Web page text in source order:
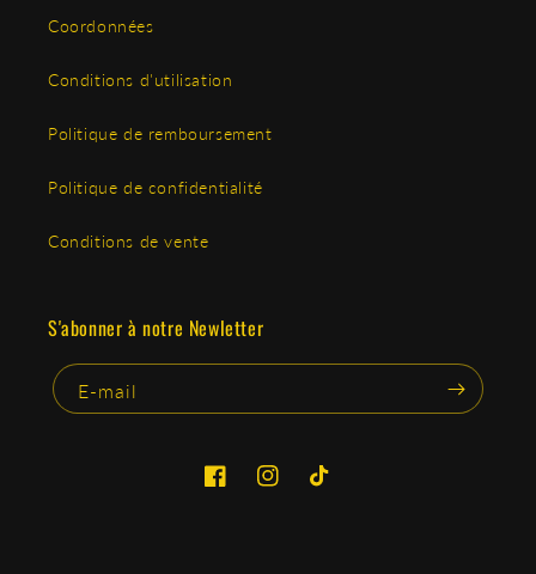
Coordonnées
Conditions d'utilisation
Politique de remboursement
Politique de confidentialité
Conditions de vente
S'abonner à notre Newletter
E-mail
FacebookInstagramTikTok